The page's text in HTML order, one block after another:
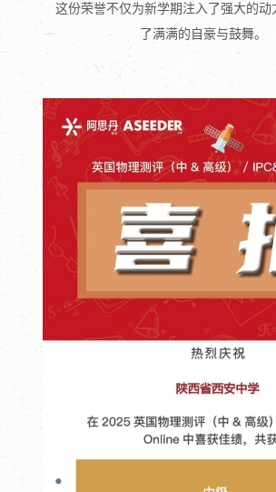
这份荣誉不仅为新学期注入了强大的动
了满满的自豪与鼓舞。